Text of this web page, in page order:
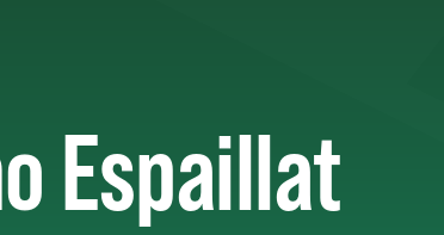
Espaillat